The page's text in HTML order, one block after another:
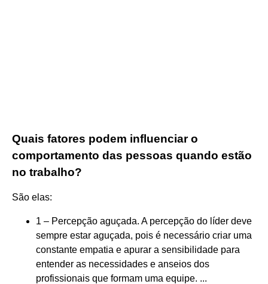
Quais fatores podem influenciar o
comportamento das pessoas quando estão
no trabalho?
São elas:
1 – Percepção aguçada. A percepção do líder deve
sempre estar aguçada, pois é necessário criar uma
constante empatia e apurar a sensibilidade para
entender as necessidades e anseios dos
profissionais que formam uma equipe. ...